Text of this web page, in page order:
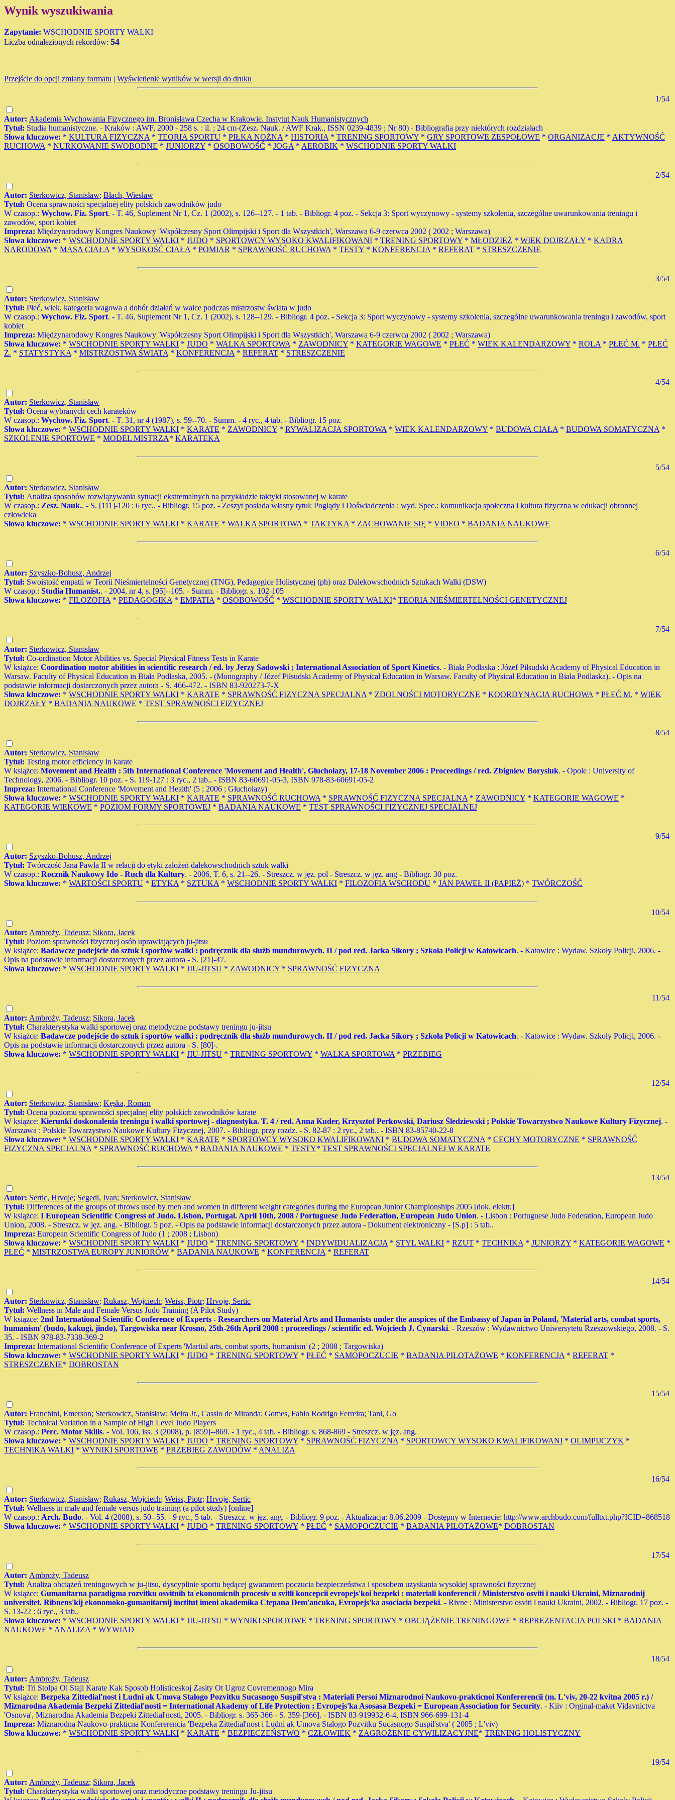
Wynik wyszukiwania
Zapytanie: WSCHODNIE SPORTY WALKI
Liczba odnalezionych rekordów: 54
Przejście do opcji zmiany formatu | Wyświetlenie wyników w wersji do druku
1/54
Autor: Akademia Wychowania Fizycznego im. Bronisława Czecha w Krakowie. Instytut Nauk Humanistycznych
Tytuł: Studia humanistyczne. - Kraków : AWF, 2000 - 258 s. : il. ; 24 cm-(Zesz. Nauk. / AWF Krak., ISSN 0239-4839 ; Nr 80) - Bibliografia przy niektórych rozdziałach
Słowa kluczowe: * KULTURA FIZYCZNA * TEORIA SPORTU * PIŁKA NOŻNA * HISTORIA * TRENING SPORTOWY * GRY SPORTOWE ZESPOŁOWE * ORGANIZACJE * AKTYWNOŚĆ
RUCHOWA * NURKOWANIE SWOBODNE * JUNIORZY * OSOBOWOŚĆ * JOGA * AEROBIK * WSCHODNIE SPORTY WALKI
2/54
Autor: Sterkowicz, Stanisław; Błach, Wiesław
Tytuł: Ocena sprawności specjalnej elity polskich zawodników judo
W czasop.: Wychow. Fiz. Sport. - T. 46, Suplement Nr 1, Cz. 1 (2002), s. 126--127. - 1 tab. - Bibliogr. 4 poz. - Sekcja 3: Sport wyczynowy - systemy szkolenia, szczególne uwarunkowania treningu i
zawodów, sport kobiet
Impreza: Międzynarodowy Kongres Naukowy 'Współczesny Sport Olimpijski i Sport dla Wszystkich', Warszawa 6-9 czerwca 2002 ( 2002 ; Warszawa)
Słowa kluczowe: * WSCHODNIE SPORTY WALKI * JUDO * SPORTOWCY WYSOKO KWALIFIKOWANI * TRENING SPORTOWY * MŁODZIEŻ * WIEK DOJRZAŁY * KADRA
NARODOWA * MASA CIAŁA * WYSOKOŚĆ CIAŁA * POMIAR * SPRAWNOŚĆ RUCHOWA * TESTY * KONFERENCJA * REFERAT * STRESZCZENIE
3/54
Autor: Sterkowicz, Stanisław
Tytuł: Płeć, wiek, kategoria wagowa a dobór działań w walce podczas mistrzostw świata w judo
W czasop.: Wychow. Fiz. Sport. - T. 46, Suplement Nr 1, Cz. 1 (2002), s. 128--129. - Bibliogr. 4 poz. - Sekcja 3: Sport wyczynowy - systemy szkolenia, szczególne uwarunkowania treningu i zawodów, sport
kobiet
Impreza: Międzynarodowy Kongres Naukowy 'Współczesny Sport Olimpijski i Sport dla Wszystkich', Warszawa 6-9 czerwca 2002 ( 2002 ; Warszawa)
Słowa kluczowe: * WSCHODNIE SPORTY WALKI * JUDO * WALKA SPORTOWA * ZAWODNICY * KATEGORIE WAGOWE * PŁEĆ * WIEK KALENDARZOWY * ROLA * PŁEĆ M. * PŁEĆ
Ż. * STATYSTYKA * MISTRZOSTWA ŚWIATA * KONFERENCJA * REFERAT * STRESZCZENIE
4/54
Autor: Sterkowicz, Stanisław
Tytuł: Ocena wybranych cech karateków
W czasop.: Wychow. Fiz. Sport. - T. 31, nr 4 (1987), s. 59--70. - Summ. - 4 ryc., 4 tab. - Bibliogr. 15 poz.
Słowa kluczowe: * WSCHODNIE SPORTY WALKI * KARATE * ZAWODNICY * RYWALIZACJA SPORTOWA * WIEK KALENDARZOWY * BUDOWA CIAŁA * BUDOWA SOMATYCZNA *
SZKOLENIE SPORTOWE * MODEL MISTRZA* KARATEKA
5/54
Autor: Sterkowicz, Stanisław
Tytuł: Analiza sposobów rozwiązywania sytuacji ekstremalnych na przykładzie taktyki stosowanej w karate
W czasop.: Zesz. Nauk.. - S. [111]-120 : 6 ryc.. - Bibliogr. 15 poz. - Zeszyt posiada własny tytuł: Poglądy i Doświadczenia : wyd. Spec.: komunikacja społeczna i kultura fizyczna w edukacji obronnej
człowieka
Słowa kluczowe: * WSCHODNIE SPORTY WALKI * KARATE * WALKA SPORTOWA * TAKTYKA * ZACHOWANIE SIĘ * VIDEO * BADANIA NAUKOWE
6/54
Autor: Szyszko-Bohusz, Andrzej
Tytuł: Swoistość empatii w Teorii Nieśmiertelności Genetycznej (TNG), Pedagogice Holistycznej (ph) oraz Dalekowschodnich Sztukach Walki (DSW)
W czasop.: Studia Humanist.. - 2004, nr 4, s. [95]--105. - Summ. - Bibliogr. s. 102-105
Słowa kluczowe: * FILOZOFIA * PEDAGOGIKA * EMPATIA * OSOBOWOŚĆ * WSCHODNIE SPORTY WALKI* TEORIA NIEŚMIERTELNOŚCI GENETYCZNEJ
7/54
Autor: Sterkowicz, Stanisław
Tytuł: Co-ordination Motor Abilities vs. Special Physical Fitness Tests in Karate
W książce: Coordination motor abilities in scientific research / ed. by Jerzy Sadowski ; International Association of Sport Kinetics. - Biała Podlaska : Józef Piłsudski Academy of Physical Education in
Warsaw. Faculty of Physical Education in Biała Podlaska, 2005. - (Monography / Józef Piłsudski Academy of Physical Education in Warsaw. Faculty of Physical Education in Biała Podlaska). - Opis na
podstawie informacji dostarczonych przez autora - S. 466-472. - ISBN 83-920273-7-X
Słowa kluczowe: * WSCHODNIE SPORTY WALKI * KARATE * SPRAWNOŚĆ FIZYCZNA SPECJALNA * ZDOLNOŚCI MOTORYCZNE * KOORDYNACJA RUCHOWA * PŁEĆ M. * WIEK
DOJRZAŁY * BADANIA NAUKOWE * TEST SPRAWNOŚCI FIZYCZNEJ
8/54
Autor: Sterkowicz, Stanisław
Tytuł: Testing motor efficiency in karate
W książce: Movement and Health : 5th International Conference 'Movement and Health', Głuchołazy, 17-18 November 2006 : Proceedings / red. Zbigniew Borysiuk. - Opole : University of
Technology, 2006. - Bibliogr. 10 poz. - S. 119-127 : 3 ryc., 2 tab.. - ISBN 83-60691-05-3, ISBN 978-83-60691-05-2
Impreza: International Conference 'Movement and Health' (5 ; 2006 ; Głuchołazy)
Słowa kluczowe: * WSCHODNIE SPORTY WALKI * KARATE * SPRAWNOŚĆ RUCHOWA * SPRAWNOŚĆ FIZYCZNA SPECJALNA * ZAWODNICY * KATEGORIE WAGOWE *
KATEGORIE WIEKOWE * POZIOM FORMY SPORTOWEJ * BADANIA NAUKOWE * TEST SPRAWNOŚCI FIZYCZNEJ SPECJALNEJ
9/54
Autor: Szyszko-Bohusz, Andrzej
Tytuł: Twórczość Jana Pawła II w relacji do etyki założeń dalekowschodnich sztuk walki
W czasop.: Rocznik Naukowy Ido - Ruch dla Kultury. - 2006, T. 6, s. 21--26. - Streszcz. w jęz. pol - Streszcz. w jęz. ang - Bibliogr. 30 poz.
Słowa kluczowe: * WARTOŚCI SPORTU * ETYKA * SZTUKA * WSCHODNIE SPORTY WALKI * FILOZOFIA WSCHODU * JAN PAWEŁ II (PAPIEŻ) * TWÓRCZOŚĆ
10/54
Autor: Ambroży, Tadeusz; Sikora, Jacek
Tytuł: Poziom sprawności fizycznej osób uprawiających ju-jitsu
W książce: Badawcze podejście do sztuk i sportów walki : podręcznik dla służb mundurowych. II / pod red. Jacka Sikory ; Szkoła Policji w Katowicach. - Katowice : Wydaw. Szkoły Policji, 2006. -
Opis na podstawie informacji dostarczonych przez autora - S. [21]-47.
Słowa kluczowe: * WSCHODNIE SPORTY WALKI * JIU-JITSU * ZAWODNICY * SPRAWNOŚĆ FIZYCZNA
11/54
Autor: Ambroży, Tadeusz; Sikora, Jacek
Tytuł: Charakterystyka walki sportowej oraz metodyczne podstawy treningu ju-jitsu
W książce: Badawcze podejście do sztuk i sportów walki : podręcznik dla służb mundurowych. II / pod red. Jacka Sikory ; Szkoła Policji w Katowicach. - Katowice : Wydaw. Szkoły Policji, 2006. -
Opis na podstawie informacji dostarczonych przez autora - S. [80]-.
Słowa kluczowe: * WSCHODNIE SPORTY WALKI * JIU-JITSU * TRENING SPORTOWY * WALKA SPORTOWA * PRZEBIEG
12/54
Autor: Sterkowicz, Stanisław; Kęska, Roman
Tytuł: Ocena poziomu sprawności specjalnej elity polskich zawodników karate
W książce: Kierunki doskonalenia treningu i walki sportowej - diagnostyka. T. 4 / red. Anna Kuder, Krzysztof Perkowski, Dariusz Śledziewski ; Polskie Towarzystwo Naukowe Kultury Fizycznej. -
Warszawa : Polskie Towarzystwo Naukowe Kultury Fizycznej, 2007. - Bibliogr. przy rozdz. - S. 82-87 : 2 ryc., 2 tab.. - ISBN 83-85740-22-8
Słowa kluczowe: * WSCHODNIE SPORTY WALKI * KARATE * SPORTOWCY WYSOKO KWALIFIKOWANI * BUDOWA SOMATYCZNA * CECHY MOTORYCZNE * SPRAWNOŚĆ
FIZYCZNA SPECJALNA * SPRAWNOŚĆ RUCHOWA * BADANIA NAUKOWE * TESTY* TEST SPRAWNOŚCI SPECJALNEJ W KARATE
13/54
Autor: Sertic, Hrvoje; Segedi, Ivan; Sterkowicz, Stanisław
Tytuł: Differences of the groups of throws used by men and women in different weight categories during the European Junior Championships 2005 [dok. elektr.]
W książce: I European Scientific Congress of Judo, Lisbon, Portugal. April 10th, 2008 / Portuguese Judo Federation, European Judo Union. - Lisbon : Portuguese Judo Federation, European Judo
Union, 2008. - Streszcz. w jęz. ang. - Bibliogr. 5 poz. - Opis na podstawie informacji dostarczonych przez autora - Dokument elektroniczny - [S.p] : 5 tab..
Impreza: European Scientific Congress of Judo (1 ; 2008 ; Lisbon)
Słowa kluczowe: * WSCHODNIE SPORTY WALKI * JUDO * TRENING SPORTOWY * INDYWIDUALIZACJA * STYL WALKI * RZUT * TECHNIKA * JUNIORZY * KATEGORIE WAGOWE *
PŁEĆ * MISTRZOSTWA EUROPY JUNIORÓW * BADANIA NAUKOWE * KONFERENCJA * REFERAT
14/54
Autor: Sterkowicz, Stanisław; Rukasz, Wojciech; Weiss, Piotr; Hrvoje, Sertic
Tytuł: Wellness in Male and Female Versus Judo Training (A Pilot Study)
W książce: 2nd International Scientific Conference of Experts - Researchers on Material Arts and Humanists under the auspices of the Embassy of Japan in Poland, 'Material arts, combat sports,
humanism' (budo, kakugi, jindo), Targowiska near Krosno, 25th-26th April 2008 : proceedings / scientific ed. Wojciech J. Cynarski. - Rzeszów : Wydawnictwo Uniwersytetu Rzeszowskiego, 2008. - S.
35. - ISBN 978-83-7338-369-2
Impreza: International Scientific Conference of Experts 'Martial arts, combat sports, humanism' (2 ; 2008 ; Targowiska)
Słowa kluczowe: * WSCHODNIE SPORTY WALKI * JUDO * TRENING SPORTOWY * PŁEĆ * SAMOPOCZUCIE * BADANIA PILOTAŻOWE * KONFERENCJA * REFERAT *
STRESZCZENIE* DOBROSTAN
15/54
Autor: Franchini, Emerson; Sterkowicz, Stanisław; Meira Jr., Cassio de Miranda; Gomes, Fabio Rodrigo Ferreira; Tani, Go
Tytuł: Technical Variation in a Sample of High Level Judo Players
W czasop.: Perc. Motor Skills. - Vol. 106, iss. 3 (2008), p. [859]--869. - 1 ryc., 4 tab. - Bibliogr. s. 868-869 - Streszcz. w jęz. ang.
Słowa kluczowe: * WSCHODNIE SPORTY WALKI * JUDO * TRENING SPORTOWY * SPRAWNOŚĆ FIZYCZNA * SPORTOWCY WYSOKO KWALIFIKOWANI * OLIMPIJCZYK *
TECHNIKA WALKI * WYNIKI SPORTOWE * PRZEBIEG ZAWODÓW * ANALIZA
16/54
Autor: Sterkowicz, Stanisław; Rukasz, Wojciech; Weiss, Piotr; Hrvoje, Sertic
Tytuł: Wellness in male and female versus judo training (a pilot study) [online]
W czasop.: Arch. Budo. - Vol. 4 (2008), s. 50--55. - 9 ryc., 5 tab. - Streszcz. w jęz. ang. - Bibliogr. 9 poz. - Aktualizacja: 8.06.2009 - Dostępny w Internecie: http://www.archbudo.com/fulltxt.php?ICID=868518
Słowa kluczowe: * WSCHODNIE SPORTY WALKI * JUDO * TRENING SPORTOWY * PŁEĆ * SAMOPOCZUCIE * BADANIA PILOTAŻOWE* DOBROSTAN
17/54
Autor: Ambroży, Tadeusz
Tytuł: Analiza obciążeń treningowych w ju-jitsu, dyscyplinie sportu będącej gwarantem poczucia bezpieczeństwa i sposobem uzyskania wysokiej sprawności fizycznej
W książce: Gumanitarna paradigma rozvitku osvitnih ta ekonomicnih procesiv u svitli koncepcii evropejs'koi bezpeki : materiali konferencii / Ministerstvo osviti i nauki Ukraini, Miznarodnij
universitet. Ribnens'kij ekonomoko-gumanitarnij inctitut imeni akademika Ctepana Dem'ancuka, Evropejs'ka asociacia bezpeki. - Rivne : Ministerstvo osviti i nauki Ukraini, 2002. - Bibliogr. 17 poz. -
S. 13-22 : 6 ryc., 3 tab..
Słowa kluczowe: * WSCHODNIE SPORTY WALKI * JIU-JITSU * WYNIKI SPORTOWE * TRENING SPORTOWY * OBCIĄŻENIE TRENINGOWE * REPREZENTACJA POLSKI * BADANIA
NAUKOWE * ANALIZA * WYWIAD
18/54
Autor: Ambroży, Tadeusz
Tytuł: Tri Stolpa Ol Stajl Karate Kak Sposob Holisticeskoj Zasity Ot Ugroz Covremennogo Mira
W książce: Bezpeka Zittedial'nost i Ludni ak Umova Stalogo Pozvitku Sucasnogo Suspil'stva : Materiali Persoi Miznarodnoi Naukovo-prakticnoi Konfererencii (m. L'viv, 20-22 kvitna 2005 r.) /
Miznarodna Akademia Bezpeki Zittedial'nosti = International Akademy of Life Protection ; Evropejs'ka Asosasa Bezpeki = European Association for Security. - Kiiv : Orginal-maket Vidavnictva
'Osnova', Miznarodna Akademia Bezpeki Zittedial'nosti, 2005. - Bibliogr. s. 365-366 - S. 359-[366]. - ISBN 83-919932-6-4, ISBN 966-699-131-4
Impreza: Miznarodna Naukovo-prakticna Konfererencia 'Bezpeka Zittedial'nost i Ludni ak Umova Stalogo Pozvitku Sucasnogo Suspil'stva' ( 2005 ; L'viv)
Słowa kluczowe: * WSCHODNIE SPORTY WALKI * KARATE * BEZPIECZEŃSTWO * CZŁOWIEK * ZAGROŻENIE CYWILIZACYJNE* TRENING HOLISTYCZNY
19/54
Autor: Ambroży, Tadeusz; Sikora, Jacek
Tytuł: Charakterystyka walki sportowej oraz metodyczne podstawy treningu Ju-jitsu